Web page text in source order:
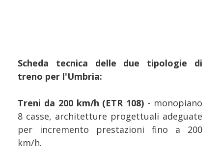
Scheda tecnica delle due tipologie di
treno per l'Umbria:
Treni da 200 km/h (ETR 108) - monopiano
8 casse, architetture progettuali adeguate
per incremento prestazioni fino a 200
km/h.